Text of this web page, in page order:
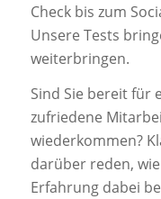
Check bis zum
Unsere Tests
weiterbringen.
Sind Sie bereit für
zufriedene
wiederkommen?
darüber reden,
Erfahrung dabei